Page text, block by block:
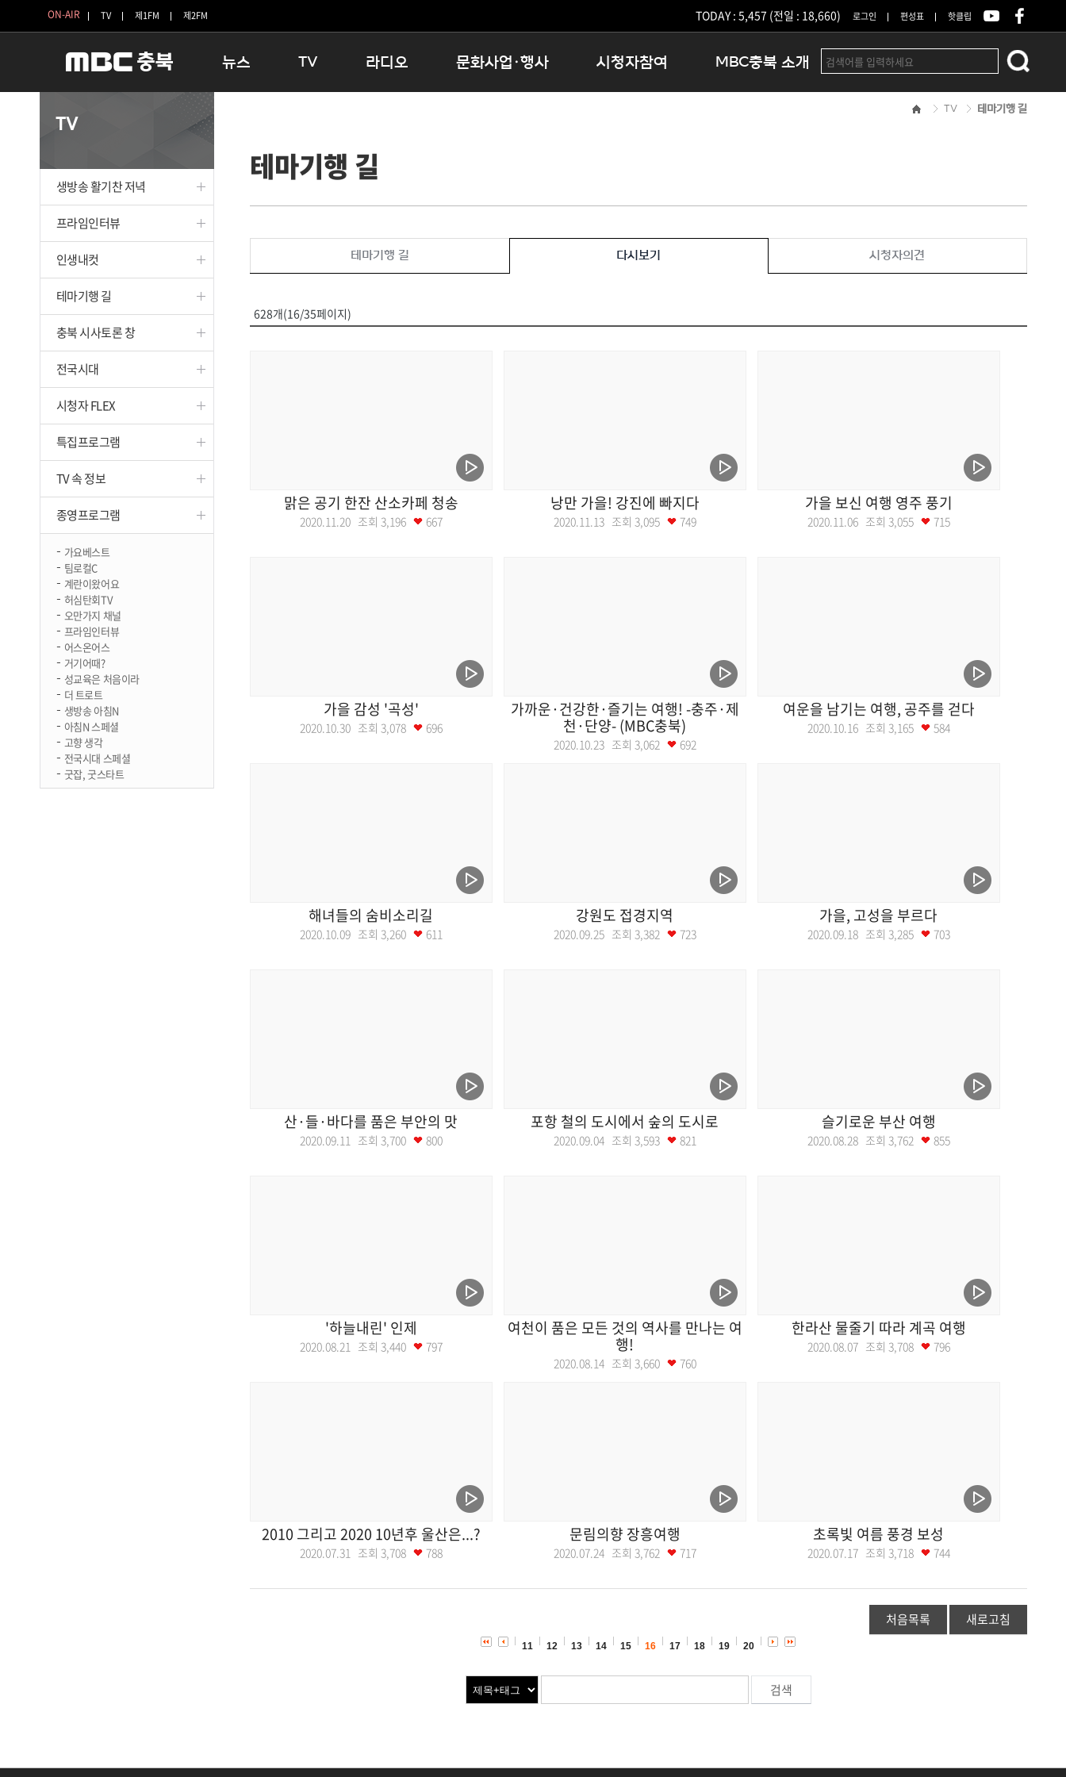
ON-AIR TV 제1FM 제2FM TODAY : 5,457 (전일 : 18,660) 로그인 편성표 핫클립
뉴스
보은
옥천
TV
인생내컷
테마기행 길
시청자 FLEX
라디오
16:00 완벽한 하루
우리 고향, 부탁해!
문화사업·행사
충청북도 음식문화페스타
문화행사 아카이빙
시청자참여 MBC충북 소개
오시는길
TV
생방송 활기찬 저녁
프라임인터뷰
인생내컷
테마기행 길
충북 시사토론 창
전국시대
시청자 FLEX
특집프로그램
TV 속 정보
종영프로그램
가요베스트
팀로컬C
계란이왔어요
허심탄회TV
오만가지 채널
프라임인터뷰
어스온어스
거기어때?
성교육은 처음이라
더 트로트
생방송 아침N
아침N 스페셜
고향 생각
전국시대 스페셜
굿잡, 굿스타트
TV 테마기행 길
테마기행 길
테마기행 길 다시보기 시청자의견
628개(16/35페이지)
맑은 공기 한잔 산소카페 청송
2020.11.20 조회 3,196 667
낭만 가을! 강진에 빠지다
2020.11.13 조회 3,095 749
가을 보신 여행 영주 풍기
2020.11.06 조회 3,055 715
가을 감성 '곡성'
2020.10.30 조회 3,078 696
가까운·건강한·즐기는 여행! -충주·제
천·단양- (MBC충북)
2020.10.23 조회 3,062 692
여운을 남기는 여행, 공주를 걷다
2020.10.16 조회 3,165 584
해녀들의 숨비소리길
2020.10.09 조회 3,260 611
강원도 접경지역
2020.09.25 조회 3,382 723
가을, 고성을 부르다
2020.09.18 조회 3,285 703
산·들·바다를 품은 부안의 맛
2020.09.11 조회 3,700 800
포항 철의 도시에서 숲의 도시로
2020.09.04 조회 3,593 821
슬기로운 부산 여행
2020.08.28 조회 3,762 855
'하늘내린' 인제
2020.08.21 조회 3,440 797
여천이 품은 모든 것의 역사를 만나는 여
행!
2020.08.14 조회 3,660 760
한라산 물줄기 따라 계곡 여행
2020.08.07 조회 3,708 796
2010 그리고 2020 10년후 울산은...?
2020.07.31 조회 3,708 788
문림의향 장흥여행
2020.07.24 조회 3,762 717
초록빛 여름 풍경 보성
2020.07.17 조회 3,718 744
처음목록 새로고침
11 12 13 14 15 16 17 18 19 20